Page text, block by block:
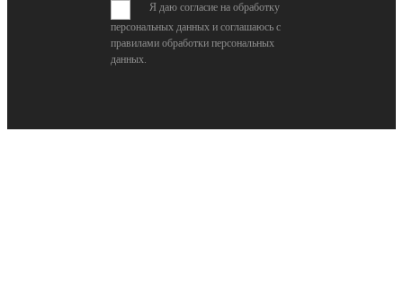
Я даю согласие на обработку
персональных данных и соглашаюсь с
правилами обработки персональных
данных.